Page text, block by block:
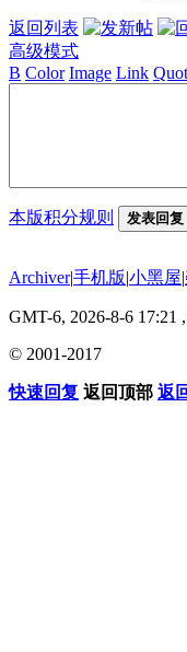
返回列表
高级模式
B Color Image Link
本版积分规则 发表回复
Archiver|手机版|小黑屋|
GMT-6, 2026-8-6 17:21
© 2001-2017
快速回复 返回顶部 返